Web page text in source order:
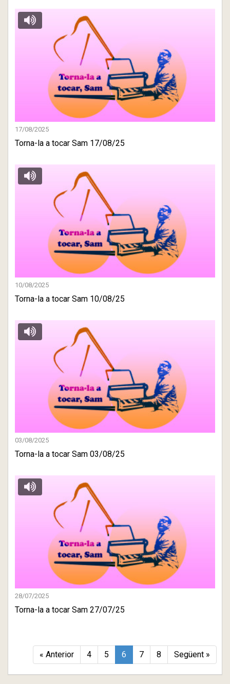
17/08/2025
Torna-la a tocar Sam 17/08/25
10/08/2025
Torna-la a tocar Sam 10/08/25
03/08/2025
Torna-la a tocar Sam 03/08/25
28/07/2025
Torna-la a tocar Sam 27/07/25
« Anterior 4 5 6 7 8 Següent »